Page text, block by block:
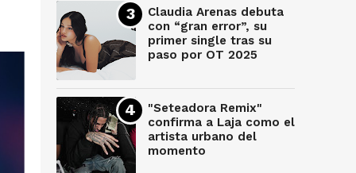
Claudia Arenas debuta
con “gran error”, su
primer single tras su
paso por OT 2025
"Seteadora Remix"
confirma a Laja como el
artista urbano del
momento